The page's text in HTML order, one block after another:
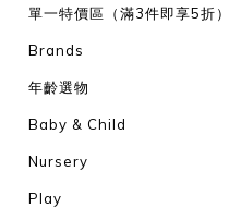
單一特價區（滿3件即享5折）
Brands
年齡選物
Baby & Child
Nursery
Play